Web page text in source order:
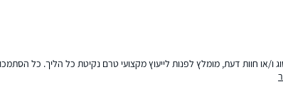
ו/או חוות דעת, מומלץ לפנות לייעוץ מקצועי טרם נקיטת כל הליך. כל